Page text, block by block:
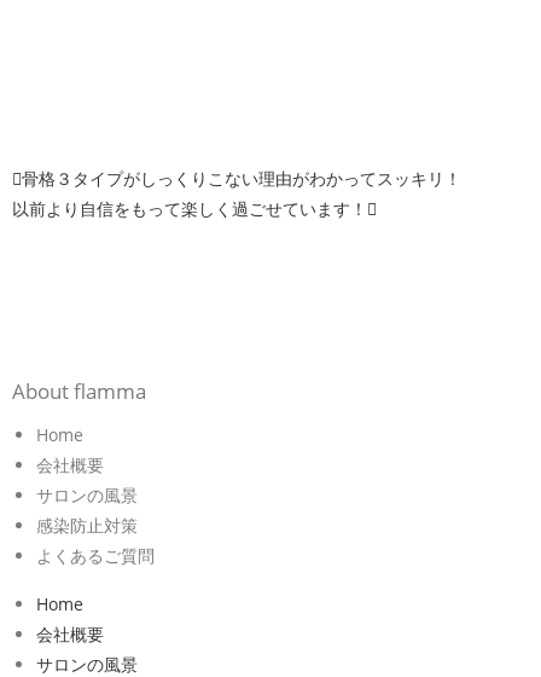
骨格３タイプがしっくりこない理由がわかってスッキリ！
以前より自信をもって楽しく過ごせています！
About flamma
Home
会社概要
サロンの風景
感染防止対策
よくあるご質問
Home
会社概要
サロンの風景